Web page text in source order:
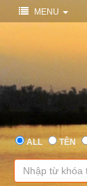
MENU
ALL TÊN